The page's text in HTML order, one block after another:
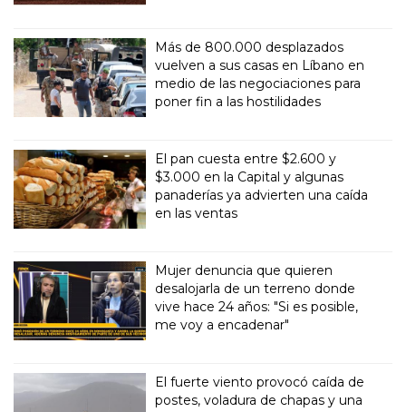
Más de 800.000 desplazados
vuelven a sus casas en Líbano en
medio de las negociaciones para
poner fin a las hostilidades
El pan cuesta entre $2.600 y
$3.000 en la Capital y algunas
panaderías ya advierten una caída
en las ventas
Mujer denuncia que quieren
desalojarla de un terreno donde
vive hace 24 años: "Si es posible,
me voy a encadenar"
El fuerte viento provocó caída de
postes, voladura de chapas y una